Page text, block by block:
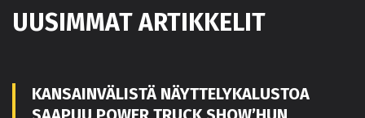
UUSIMMAT ARTIKKELIT
KANSAINVÄLISTÄ NÄYTTELYKALUSTOA